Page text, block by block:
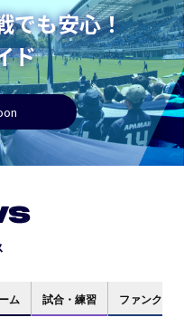
でも安心！
ド
ム 試合・練習 ファンクラブ